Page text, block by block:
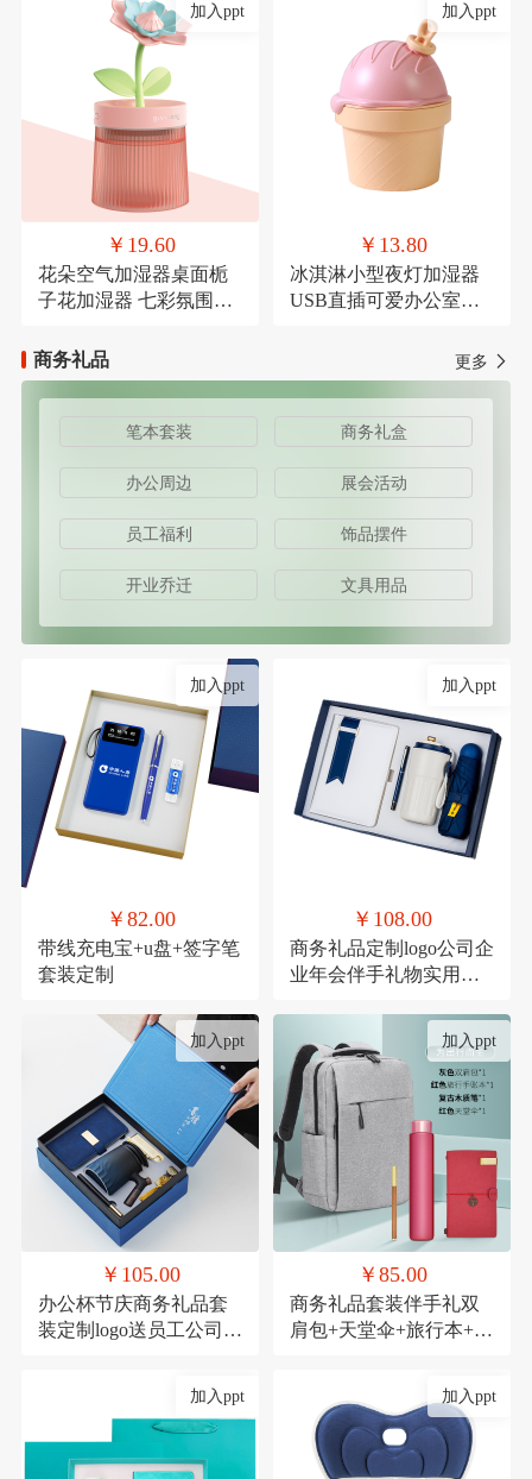
加入ppt
￥19.60
花朵空气加湿器桌面栀
子花加湿器 七彩氛围灯
加入ppt
￥13.80
冰淇淋小型夜灯加湿器
USB直插可爱办公室桌
商务礼品
更多
笔本套装 商务礼盒
办公周边 展会活动
员工福利 饰品摆件
开业乔迁 文具用品
加入ppt
￥82.00
带线充电宝+u盘+签字笔
套装定制
加入ppt
￥108.00
商务礼品定制logo公司企
业年会伴手礼物实用高
加入ppt
￥105.00
办公杯节庆商务礼品套
装定制logo送员工公司周
加入ppt
￥85.00
商务礼品套装伴手礼双
肩包+天堂伞+旅行本+木
加入ppt 加入ppt